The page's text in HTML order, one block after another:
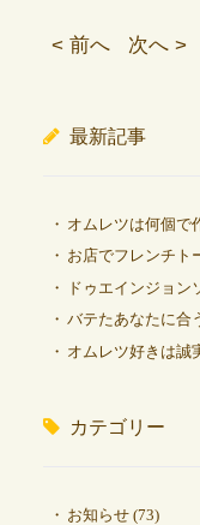
< 前へ 次へ >
最新記事
オムレツは何個で
お店でフレンチト
ドゥエインジョン
バテたあなたに合
オムレツ好きは誠
カテゴリー
お知らせ(73)